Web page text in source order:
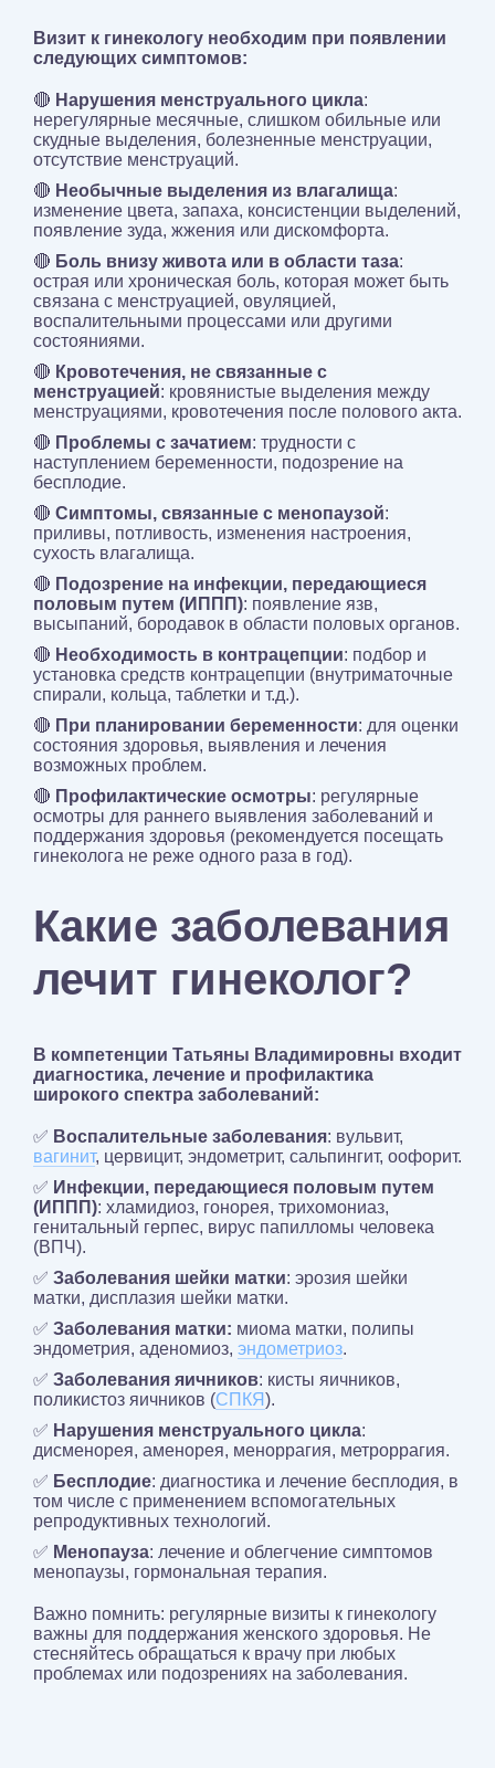
Визит к гинекологу необходим при появлении
следующих симптомов:
🔴 Нарушения менструального цикла:
нерегулярные месячные, слишком обильные или
скудные выделения, болезненные менструации,
отсутствие менструаций.
🔴 Необычные выделения из влагалища:
изменение цвета, запаха, консистенции выделений,
появление зуда, жжения или дискомфорта.
🔴 Боль внизу живота или в области таза:
острая или хроническая боль, которая может быть
связана с менструацией, овуляцией,
воспалительными процессами или другими
состояниями.
🔴 Кровотечения, не связанные с
менструацией: кровянистые выделения между
менструациями, кровотечения после полового акта.
🔴 Проблемы с зачатием: трудности с
наступлением беременности, подозрение на
бесплодие.
🔴 Симптомы, связанные с менопаузой:
приливы, потливость, изменения настроения,
сухость влагалища.
🔴 Подозрение на инфекции, передающиеся
половым путем (ИППП): появление язв,
высыпаний, бородавок в области половых органов.
🔴 Необходимость в контрацепции: подбор и
установка средств контрацепции (внутриматочные
спирали, кольца, таблетки и т.д.).
🔴 При планировании беременности: для оценки
состояния здоровья, выявления и лечения
возможных проблем.
🔴 Профилактические осмотры: регулярные
осмотры для раннего выявления заболеваний и
поддержания здоровья (рекомендуется посещать
гинеколога не реже одного раза в год).
Какие заболевания
лечит гинеколог?
В компетенции Татьяны Владимировны входит
диагностика, лечение и профилактика
широкого спектра заболеваний:
✅ Воспалительные заболевания: вульвит,
вагинит, цервицит, эндометрит, сальпингит, оофорит.
✅ Инфекции, передающиеся половым путем
(ИППП): хламидиоз, гонорея, трихомониаз,
генитальный герпес, вирус папилломы человека
(ВПЧ).
✅ Заболевания шейки матки: эрозия шейки
матки, дисплазия шейки матки.
✅ Заболевания матки: миома матки, полипы
эндометрия, аденомиоз, эндометриоз.
✅ Заболевания яичников: кисты яичников,
поликистоз яичников (СПКЯ).
✅ Нарушения менструального цикла:
дисменорея, аменорея, меноррагия, метроррагия.
✅ Бесплодие: диагностика и лечение бесплодия, в
том числе с применением вспомогательных
репродуктивных технологий.
✅ Менопауза: лечение и облегчение симптомов
менопаузы, гормональная терапия.
Важно помнить: регулярные визиты к гинекологу
важны для поддержания женского здоровья. Не
стесняйтесь обращаться к врачу при любых
проблемах или подозрениях на заболевания.